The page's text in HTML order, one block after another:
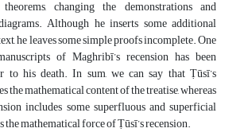
changing the demonstrations and
Although he inserts some additional
he leaves some simple proofs incomplete. One
of Maghribī’s recension has been
to his death. In sum, we can say that Ṭūsī’s
the mathematical content of the treatise, whereas
includes some superfluous and superficial
the mathematical force of Ṭūsī’s recension.